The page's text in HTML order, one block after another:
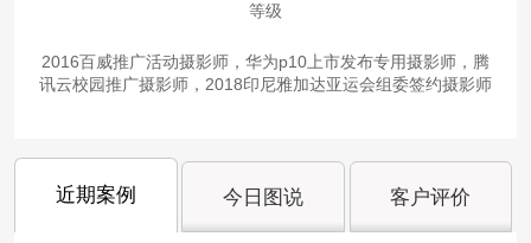
等级
2016百威推广活动摄影师，华为p10上市发布专用摄影师，腾
讯云校园推广摄影师，2018印尼雅加达亚运会组委签约摄影师
近期案例 今日图说 客户评价